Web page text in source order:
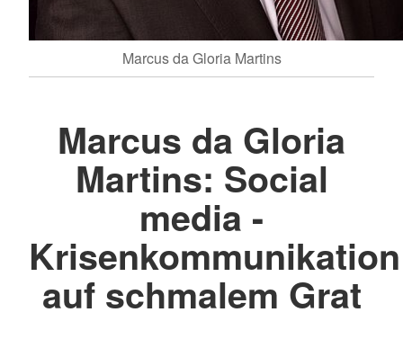
Marcus da Gloria Martins
Marcus da Gloria
Martins: Social
media -
Krisenkommunikation
auf schmalem Grat